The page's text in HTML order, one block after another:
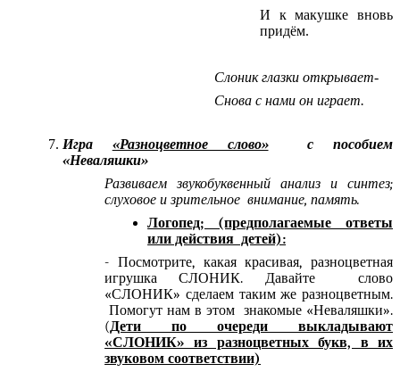
И к макушке вновь
придём.
Слоник глазки открывает-
Снова с нами он играет.
Игра «Разноцветное слово»
с пособием
«Неваляшки»
Развиваем звукобуквенный анализ и синтез;
слуховое и зрительное внимание, память.
Логопед; (предполагаемые ответы
или действия детей):
- Посмотрите, какая красивая, разноцветная
игрушка СЛОНИК. Давайте слово
«СЛОНИК» сделаем таким же разноцветным.
Помогут нам в этом знакомые «Неваляшки».
(Дети по очереди выкладывают
«СЛОНИК» из разноцветных букв, в их
звуковом соответствии)